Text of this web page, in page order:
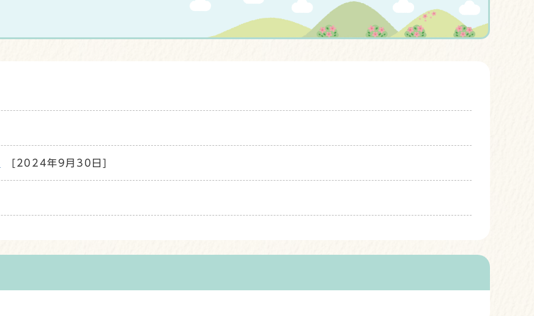
[2024年9月30日]